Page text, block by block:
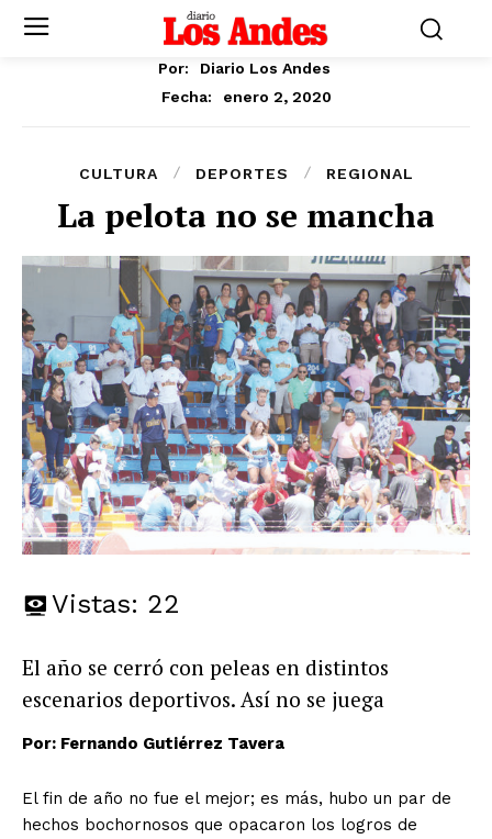
Por:
Diario Los Andes
Fecha:
enero 2, 2020
CULTURA DEPORTES REGIONAL
La pelota no se mancha
Vistas: 22
El año se cerró con peleas en distintos
escenarios deportivos. Así no se juega
Por: Fernando Gutiérrez Tavera
El fin de año no fue el mejor; es más, hubo un par de
hechos bochornosos que opacaron los logros de